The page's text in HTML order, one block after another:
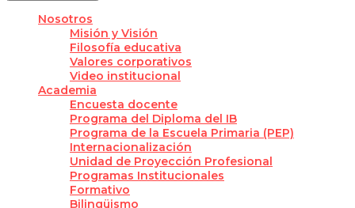
Nosotros
Misión y Visión
Filosofía educativa
Valores corporativos
Video institucional
Academia
Encuesta docente
Programa del Diploma del IB
Programa de la Escuela Primaria (PEP)
Internacionalización
Unidad de Proyección Profesional
Programas Institucionales
Formativo
Bilingüismo